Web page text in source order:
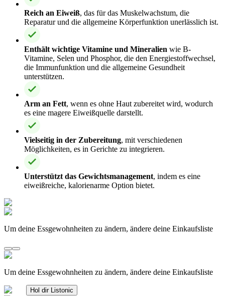
Reich an Eiweiß, das für das Muskelwachstum, die
Reparatur und die allgemeine Körperfunktion unerlässlich ist.
Enthält wichtige Vitamine und Mineralien wie B-
Vitamine, Selen und Phosphor, die den Energiestoffwechsel,
die Immunfunktion und die allgemeine Gesundheit
unterstützen.
Arm an Fett, wenn es ohne Haut zubereitet wird, wodurch
es eine magere Eiweißquelle darstellt.
Vielseitig in der Zubereitung, mit verschiedenen
Möglichkeiten, es in Gerichte zu integrieren.
Unterstützt das Gewichtsmanagement, indem es eine
eiweißreiche, kalorienarme Option bietet.
Um deine Essgewohnheiten zu ändern, ändere deine Einkaufsliste
Um deine Essgewohnheiten zu ändern, ändere deine Einkaufsliste
Hol dir Listonic